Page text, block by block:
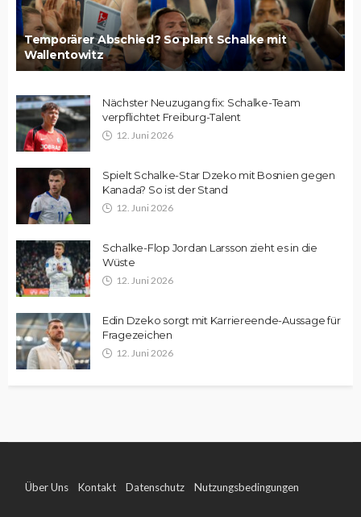
Temporärer Abschied? So plant Schalke mit
Wallentowitz
Nächster Neuzugang fix: Schalke-Team
verpflichtet Freiburg-Talent
12. Juni 2026
Spielt Schalke-Star Dzeko mit Bosnien gegen
Kanada? So ist der Stand
12. Juni 2026
Schalke-Flop Jordan Larsson zieht es in die
Wüste
12. Juni 2026
Edin Dzeko sorgt mit Karriereende-Aussage für
Fragezeichen
12. Juni 2026
Über Uns Kontakt Datenschutz Nutzungsbedingungen